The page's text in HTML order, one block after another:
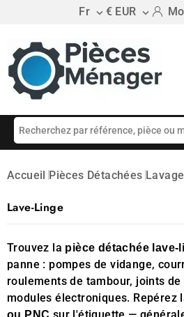
Fr  € EUR 
Accueil Pièces Détachées Lavage
Lave-Linge
Trouvez la pièce détachée lave-
panne : pompes de vidange,
roulements de tambour, joints
modules électroniques. Repérez
ou PNC